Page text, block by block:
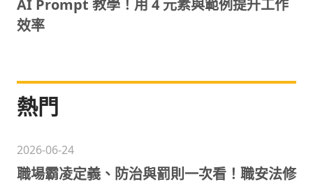
AI Prompt 教學！用 4 元素與範例提升工作
效率
熱門
2026-06-24
職場霸凌定義、防治與罰則一次看！職安法修